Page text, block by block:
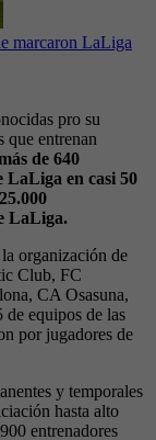
marcaron LaLiga
pro su
que entrenan
de 640
LaLiga en casi 50
LaLiga.
organización de
Club, FC
CA Osasuna,
de equipos de las
por jugadores de
y temporales
hasta alto
entrenadores